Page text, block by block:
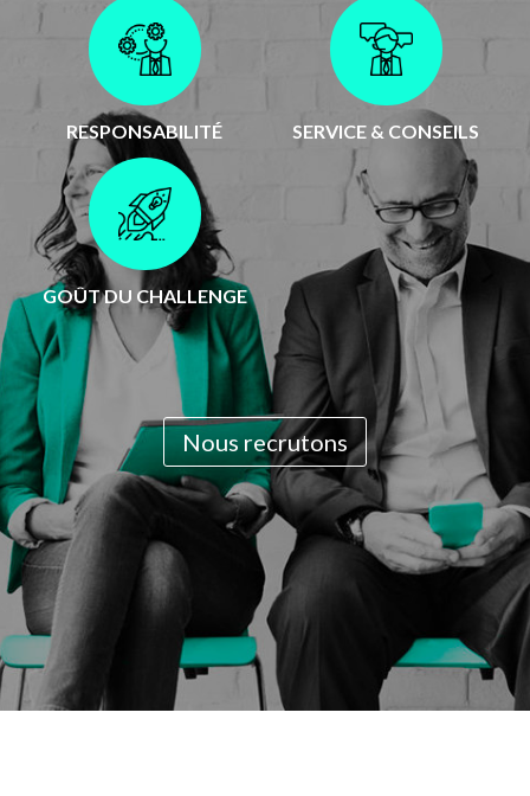
RESPONSABILITÉ SERVICE & CONSEILS
GOÛT DU CHALLENGE
Nous recrutons